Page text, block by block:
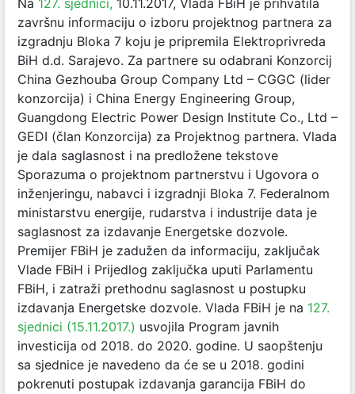
Na 127. sjednici, 10.11.2017, Vlada FBiH je prihvatila
završnu informaciju o izboru projektnog partnera za
izgradnju Bloka 7 koju je pripremila Elektroprivreda
BiH d.d. Sarajevo. Za partnere su odabrani Konzorcij
China Gezhouba Group Company Ltd – CGGC (lider
konzorcija) i China Energy Engineering Group,
Guangdong Electric Power Design Institute Co., Ltd –
GEDI (član Konzorcija) za Projektnog partnera. Vlada
je dala saglasnost i na predložene tekstove
Sporazuma o projektnom partnerstvu i Ugovora o
inženjeringu, nabavci i izgradnji Bloka 7. Federalnom
ministarstvu energije, rudarstva i industrije data je
saglasnost za izdavanje Energetske dozvole.
Premijer FBiH je zadužen da informaciju, zaključak
Vlade FBiH i Prijedlog zaključka uputi Parlamentu
FBiH, i zatraži prethodnu saglasnost u postupku
izdavanja Energetske dozvole. Vlada FBiH je na 127.
sjednici (15.11.2017.) usvojila Program javnih
investicija od 2018. do 2020. godine. U saopštenju
sa sjednice je navedeno da će se u 2018. godini
pokrenuti postupak izdavanja garancija FBiH do